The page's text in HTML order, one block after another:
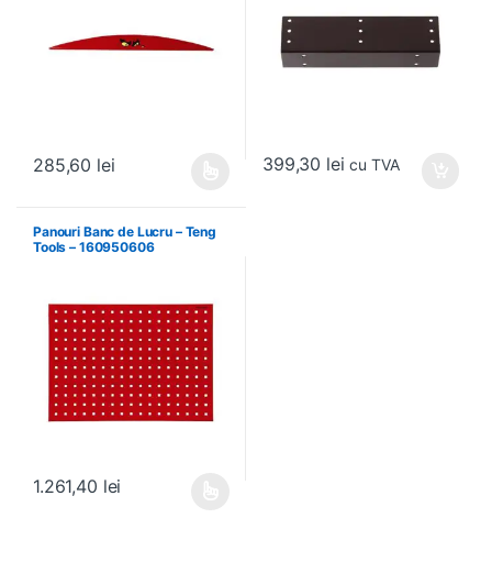
285,60 lei 399,30 lei cu TVA
Panouri Banc de Lucru – Teng
Tools – 160950606
1.261,40 lei